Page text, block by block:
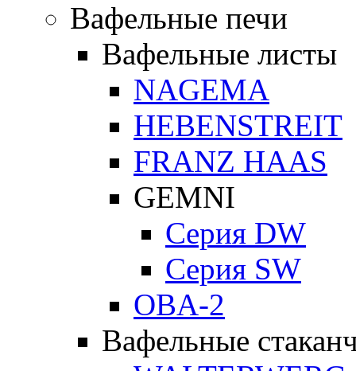
Вафельные печи
Вафельные листы
NAGEMA
HEBENSTREIT
FRANZ HAAS
GEMNI
Серия DW
Серия SW
OBA-2
Вафельные